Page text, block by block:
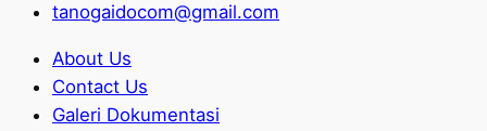
tanogaidocom@gmail.com
About Us
Contact Us
Galeri Dokumentasi